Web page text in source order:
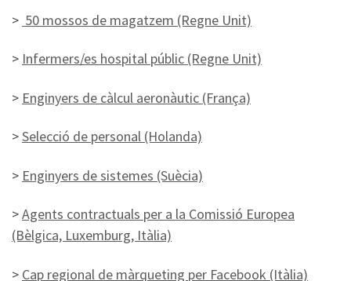
> 50 mossos de magatzem (Regne Unit)
> Infermers/es hospital públic (Regne Unit)
> Enginyers de càlcul aeronàutic (França)
>Selecció de personal (Holanda)
> Enginyers de sistemes (Suècia)
>Agents contractuals per a la Comissió Europea
(Bèlgica, Luxemburg, Itàlia)
> Cap regional de màrqueting per Facebook (Itàlia)